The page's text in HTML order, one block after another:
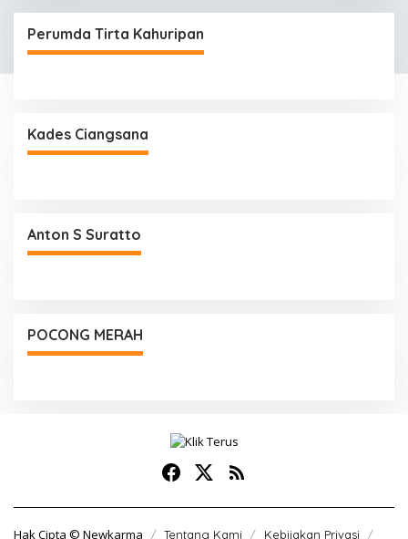
Perumda Tirta Kahuripan
Kades Ciangsana
Anton S Suratto
POCONG MERAH
Hak Cipta © Newkarma Tentang Kami Kebijakan Privasi